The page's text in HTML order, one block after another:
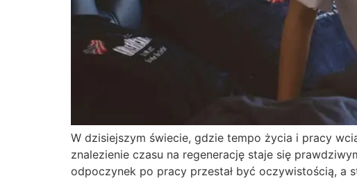
W dzisiejszym świecie, gdzie tempo życia i pracy
znalezienie czasu na regenerację staje się
odpoczynek po pracy przestał być oczywistością, a